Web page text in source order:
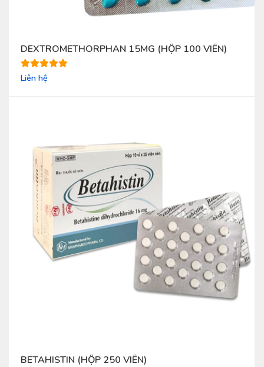
DEXTROMETHORPHAN 15MG (HỘP 100 VIÊN)
Liên hệ
BETAHISTIN (HỘP 250 VIÊN)